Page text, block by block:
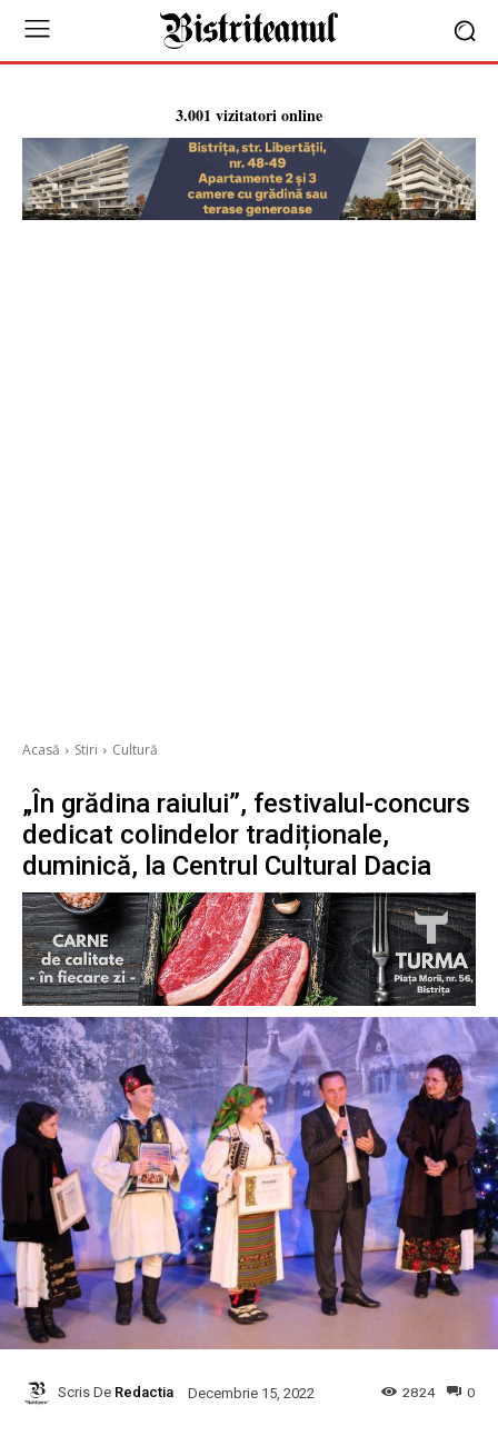
3.001 vizitatori online
Acasă Stiri Cultură
„În grădina raiului”, festivalul-concurs
dedicat colindelor tradiționale,
duminică, la Centrul Cultural Dacia
Scris De Redactia Decembrie 15, 2022 0
2824